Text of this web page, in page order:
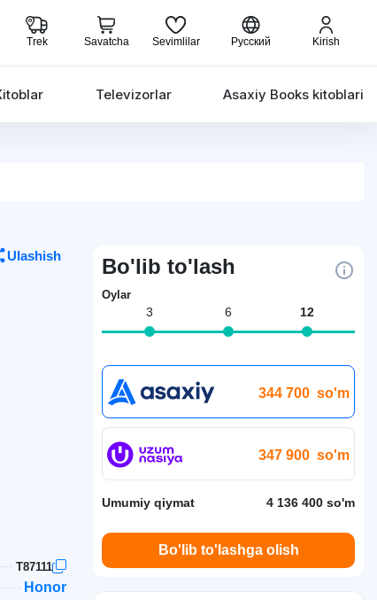
Trek Savatcha Sevimlilar Русский Kirish
Televizorlar Asaxiy Books kitoblari
Ulashish
T87111
Honor
Bo'lib to'lash
Oylar
3 6 12
344 700 so'm
347 900 so'm
Umumiy qiymat 4 136 400 so'm
Bo'lib to'lashga olish